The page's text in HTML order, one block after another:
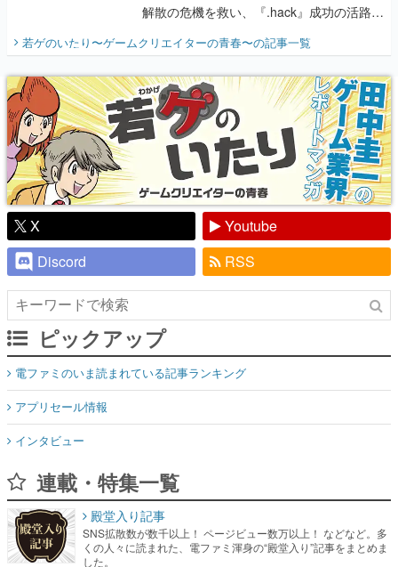
解散の危機を救い、『.hack』成功の活路を
『少年ジャンプ』色だった【若ゲのいた
り】
若ゲのいたり〜ゲームクリエイターの青春〜の記事一覧
X
Youtube
Discord
RSS
ピックアップ
電ファミのいま読まれている記事ランキング
アプリセール情報
インタビュー
連載・特集一覧
殿堂入り記事
SNS拡散数が数千以上！ ページビュー数万以上！ などなど。多
くの人々に読まれた、電ファミ渾身の“殿堂入り”記事をまとめま
した。